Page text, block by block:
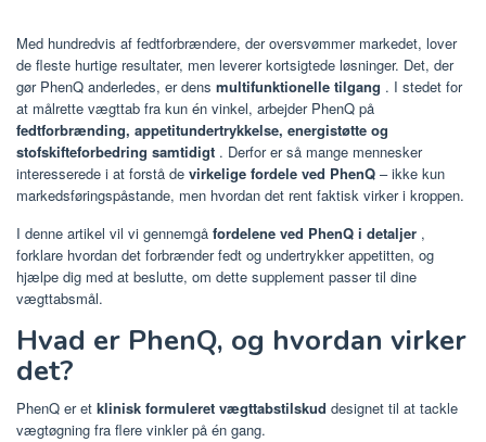
Med hundredvis af fedtforbrændere, der oversvømmer markedet, lover
de fleste hurtige resultater, men leverer kortsigtede løsninger. Det, der
gør PhenQ anderledes, er dens multifunktionelle tilgang . I stedet for
at målrette vægttab fra kun én vinkel, arbejder PhenQ på
fedtforbrænding, appetitundertrykkelse, energistøtte og
stofskifteforbedring samtidigt . Derfor er så mange mennesker
interesserede i at forstå de virkelige fordele ved PhenQ – ikke kun
markedsføringspåstande, men hvordan det rent faktisk virker i kroppen.
I denne artikel vil vi gennemgå fordelene ved PhenQ i detaljer ,
forklare hvordan det forbrænder fedt og undertrykker appetitten, og
hjælpe dig med at beslutte, om dette supplement passer til dine
vægttabsmål.
Hvad er PhenQ, og hvordan virker
det?
PhenQ er et klinisk formuleret vægttabstilskud designet til at tackle
vægtøgning fra flere vinkler på én gang.